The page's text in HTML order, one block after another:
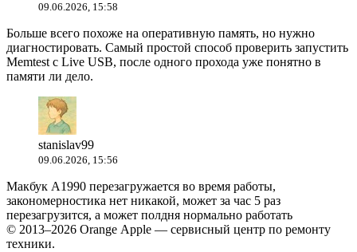
09.06.2026, 15:58
Больше всего похоже на оперативную память, но нужно
диагностировать. Самый простой способ проверить запустить
Memtest c Live USB, после одного прохода уже понятно в
памяти ли дело.
stanislav99
09.06.2026, 15:56
Макбук А1990 перезагружается во время работы,
закономерностика нет никакой, может за час 5 раз
перезагрузится, а может полдня нормально работать
© 2013–2026 Orange Apple — сервисный центр по ремонту
техники.